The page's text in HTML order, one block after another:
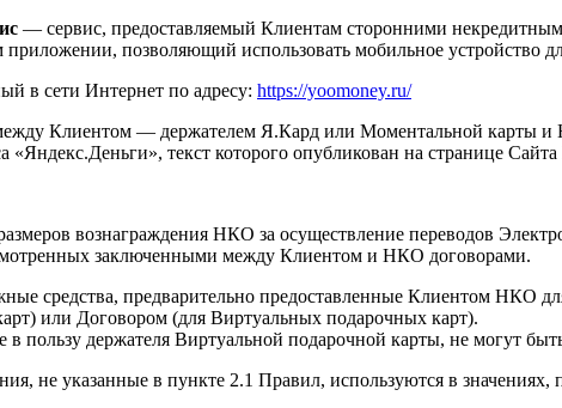
— сервис, предоставляемый Клиентам сторонними
позволяющий использовать мобильное устройство
в сети Интернет по адресу: https://yoomoney.ru/
Клиентом — держателем Я.Кард или Моментальной карты и
«Яндекс.Деньги», текст которого опубликован на странице
вознаграждения НКО за осуществление переводов
заключенными между Клиентом и НКО договорами.
средства, предварительно предоставленные Клиентом НКО
или Договором (для Виртуальных подарочных карт).
в пользу держателя Виртуальной подарочной карты, не могут
не указанные в пункте 2.1 Правил, используются в